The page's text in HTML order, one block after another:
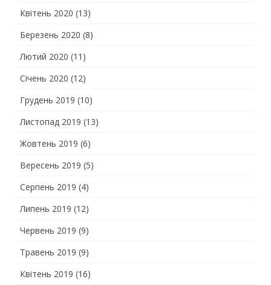
Квітень 2020 (13)
Березень 2020 (8)
Лютий 2020 (11)
Січень 2020 (12)
Грудень 2019 (10)
Листопад 2019 (13)
Жовтень 2019 (6)
Вересень 2019 (5)
Серпень 2019 (4)
Липень 2019 (12)
Червень 2019 (9)
Травень 2019 (9)
Квітень 2019 (16)